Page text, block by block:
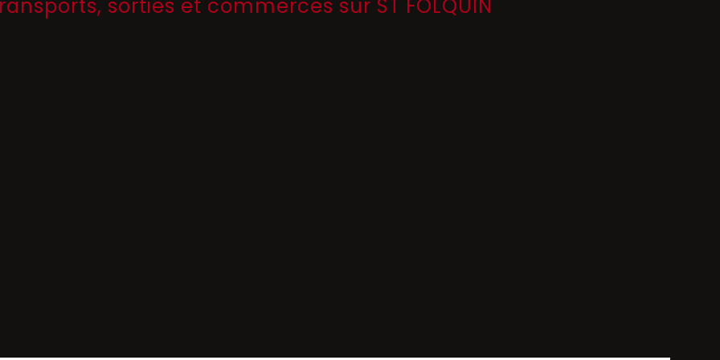
sorties et commerces sur ST FOLQUIN